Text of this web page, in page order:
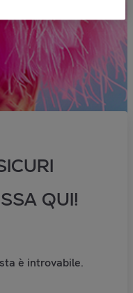
QUI!
è introvabile.